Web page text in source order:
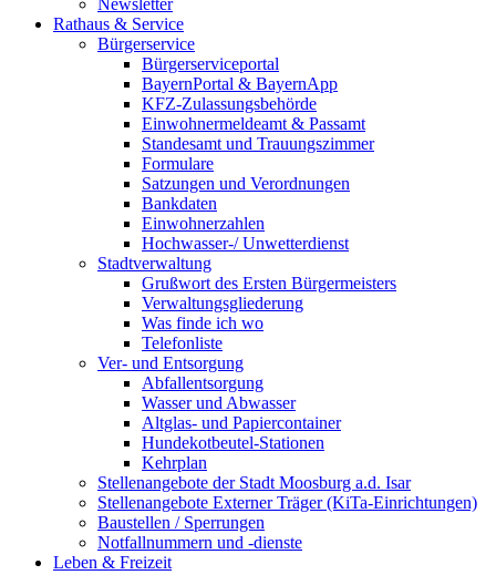
Newsletter
Rathaus & Service
Bürgerservice
Bürgerserviceportal
BayernPortal & BayernApp
KFZ-Zulassungsbehörde
Einwohnermeldeamt & Passamt
Standesamt und Trauungszimmer
Formulare
Satzungen und Verordnungen
Bankdaten
Einwohnerzahlen
Hochwasser-/ Unwetterdienst
Stadtverwaltung
Grußwort des Ersten Bürgermeisters
Verwaltungsgliederung
Was finde ich wo
Telefonliste
Ver- und Entsorgung
Abfallentsorgung
Wasser und Abwasser
Altglas- und Papiercontainer
Hundekotbeutel-Stationen
Kehrplan
Stellenangebote der Stadt Moosburg a.d. Isar
Stellenangebote Externer Träger (KiTa-Einrichtungen)
Baustellen / Sperrungen
Notfallnummern und -dienste
Leben & Freizeit